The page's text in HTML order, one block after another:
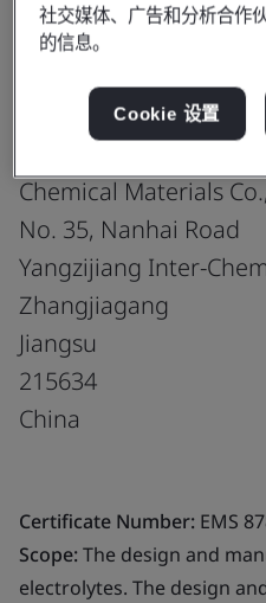
ISO
Chemical Materials
No. 35, Nanhai Road
Yangzijiang Inter-
Zhangjiagang
Jiangsu
215634
China
Certificate Number: EMS
Scope:The design and
electrolytes. The design
社交媒体、广告和分析合作
的信息。
Cookie 设置